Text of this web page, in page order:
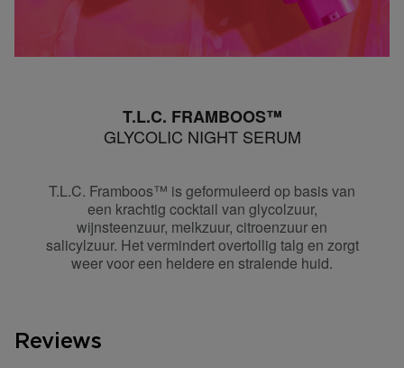
T.L.C. FRAMBOOS™
GLYCOLIC NIGHT SERUM
T.L.C. Framboos™ is geformuleerd op basis van
een krachtig cocktail van glycolzuur,
wijnsteenzuur, melkzuur, citroenzuur en
salicylzuur. Het vermindert overtollig talg en zorgt
weer voor een heldere en stralende huid.
Reviews